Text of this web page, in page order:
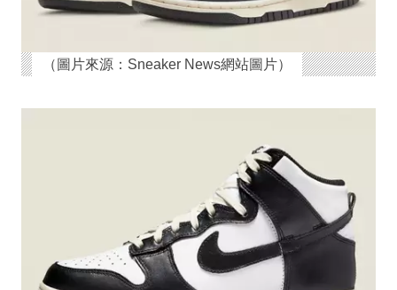
（圖片來源：Sneaker News網站圖片）